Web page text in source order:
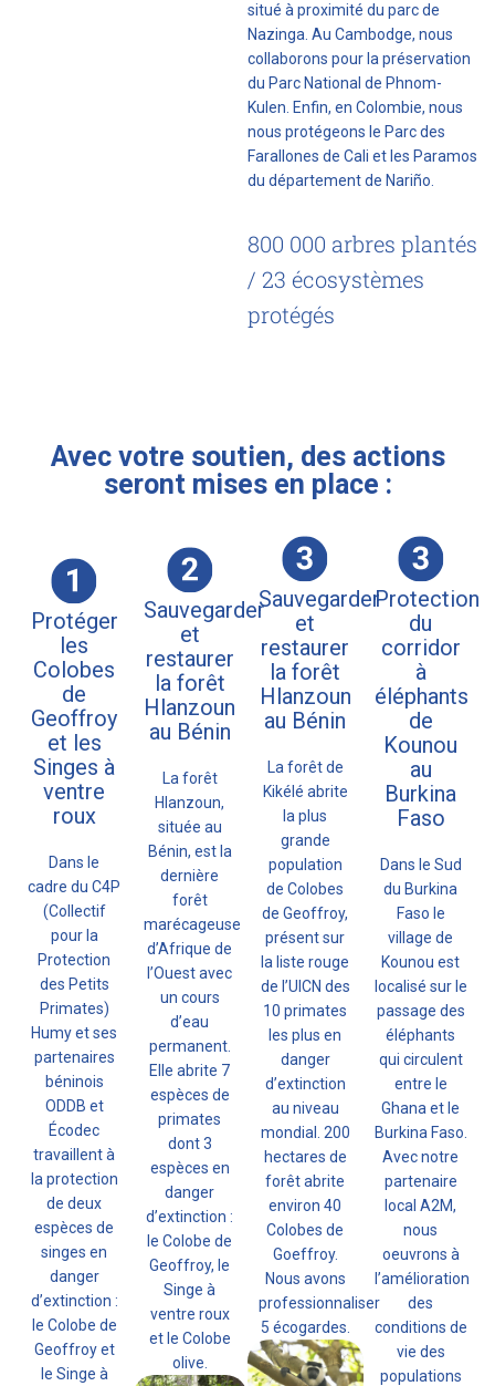
situé à proximité du parc de
Nazinga. Au Cambodge, nous
collaborons pour la préservation
du Parc National de Phnom-
Kulen. Enfin, en Colombie, nous
nous protégeons le Parc des
Farallones de Cali et les Paramos
du département de Nariño.
800 000 arbres plantés
/ 23 écosystèmes
protégés
Avec votre soutien, des actions
seront mises en place :
Protéger
les
Colobes
de
Geoffroy
et les
Singes à
ventre
roux
Dans le
cadre du C4P
(Collectif
pour la
Protection
des Petits
Primates)
Humy et ses
partenaires
béninois
ODDB et
Écodec
travaillent à
la protection
de deux
espèces de
singes en
danger
d’extinction :
le Colobe de
Geoffroy et
le Singe à
Sauvegarder
et
restaurer
la forêt
Hlanzoun
au Bénin
La forêt
Hlanzoun,
située au
Bénin, est la
dernière
forêt
marécageuse
d’Afrique de
l’Ouest avec
un cours
d’eau
permanent.
Elle abrite 7
espèces de
primates
dont 3
espèces en
danger
d’extinction :
le Colobe de
Geoffroy, le
Singe à
ventre roux
et le Colobe
olive.
Sauvegarder
et
restaurer
la forêt
Hlanzoun
au Bénin
La forêt de
Kikélé abrite
la plus
grande
population
de Colobes
de Geoffroy,
présent sur
la liste rouge
de l’UICN des
10 primates
les plus en
danger
d’extinction
au niveau
mondial. 200
hectares de
forêt abrite
environ 40
Colobes de
Goeffroy.
Nous avons
professionnaliser
5 écogardes.
Protection
du
corridor
à
éléphants
de
Kounou
au
Burkina
Faso
Dans le Sud
du Burkina
Faso le
village de
Kounou est
localisé sur le
passage des
éléphants
qui circulent
entre le
Ghana et le
Burkina Faso.
Avec notre
partenaire
local A2M,
nous
oeuvrons à
l’amélioration
des
conditions de
vie des
populations